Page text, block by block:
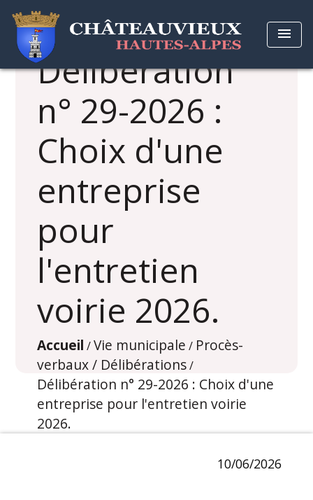
menu
Délibération
n° 29-2026 :
Choix d'une
entreprise
pour
l'entretien
voirie 2026.
Accueil /Vie municipale / Procès-
verbaux / Délibérations/
Délibération n° 29-2026 : Choix d'une
entreprise pour l'entretien voirie
2026.
10/06/2026